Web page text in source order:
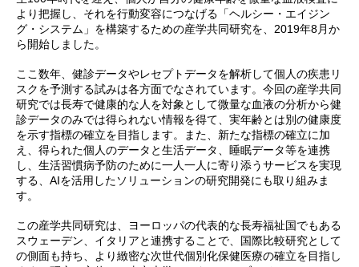
より把握し、それを行動変容につなげる「ヘルシー・エイジン
グ・システム」を構築するための産学共同研究を、2019年8月か
ら開始しました。
ここ数年、健診データやレセプトデータを解析して個人の疾患リ
スクを予測する試みは各方面でなされています。今回の産学共同
研究では長寿で健康的な人を対象として微量な血液の分析から健
診データのみでは得られない情報を得て、実年齢とは別の健康度
を示す指標の確立を目指します。また、新たな指標の確立に加
え、得られた個人のデータと生活データ、睡眠データ等を連携
し、生活習慣病予防のために一人一人に寄り添うサービスを実現
する、AIを活用したソリューションの研究開発にも取り組みま
す。
この産学共同研究は、ヨーロッパの代表的な長寿福祉国でもある
スウェーデン、イタリアと連携することで、国際比較研究として
の側面も持ち、より緻密な次世代個別化保健医療の確立を目指し